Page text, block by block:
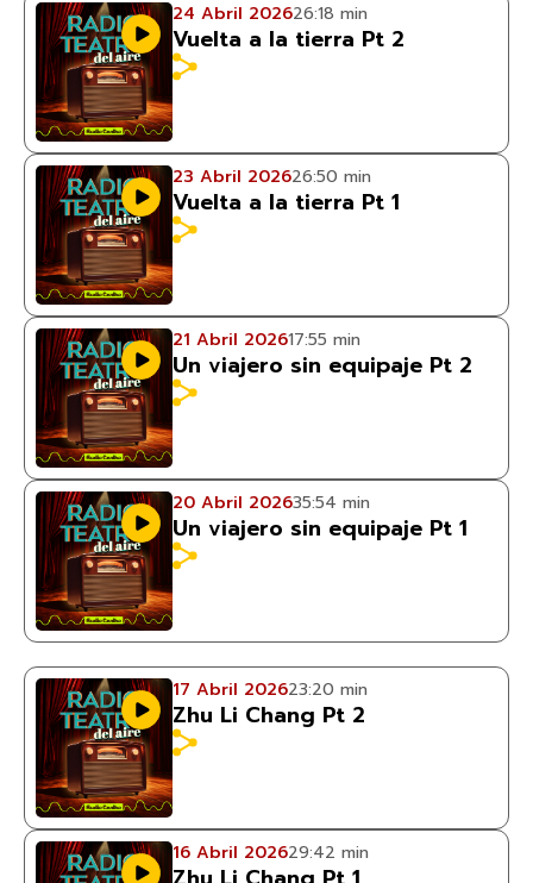
24 Abril 202626:18 min
Vuelta a la tierra Pt 2
23 Abril 202626:50 min
Vuelta a la tierra Pt 1
21 Abril 202617:55 min
Un viajero sin equipaje Pt 2
20 Abril 202635:54 min
Un viajero sin equipaje Pt 1
17 Abril 202623:20 min
Zhu Li Chang Pt 2
16 Abril 202629:42 min